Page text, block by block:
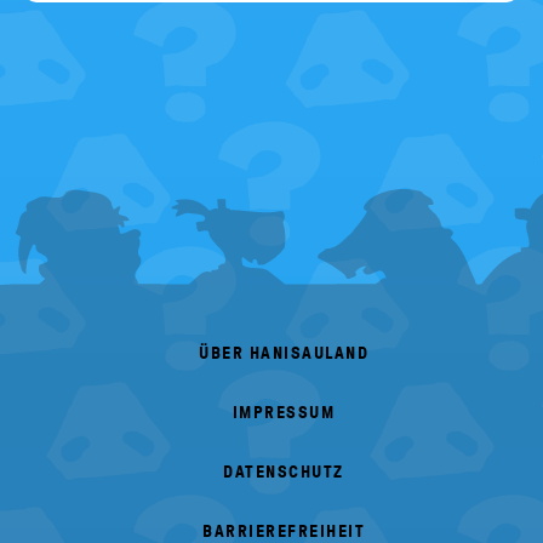
FOOTER
MENU
ÜBER HANISAULAND
IMPRESSUM
DATENSCHUTZ
BARRIEREFREIHEIT